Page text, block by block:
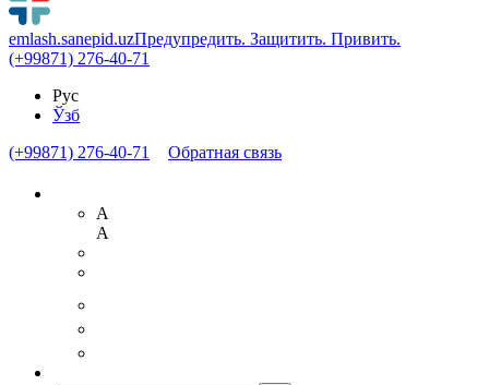
emlash.sanepid.uzПредупредить. Защитить. Привить.
(+99871) 276-40-71
Рус
Ўзб
(+99871) 276-40-71
Обратная связь
A
A